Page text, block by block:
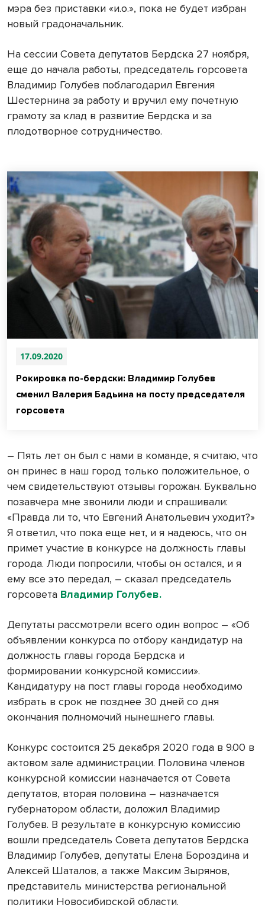
мэра без приставки «и.о.», пока не будет избран
новый градоначальник.
На сессии Совета депутатов Бердска 27 ноября,
еще до начала работы, председатель горсовета
Владимир Голубев поблагодарил Евгения
Шестернина за работу и вручил ему почетную
грамоту за клад в развитие Бердска и за
плодотворное сотрудничество.
17.09.2020
Рокировка по-бердски: Владимир Голубев
сменил Валерия Бадьина на посту председателя
горсовета
– Пять лет он был с нами в команде, я считаю, что
он принес в наш город только положительное, о
чем свидетельствуют отзывы горожан. Буквально
позавчера мне звонили люди и спрашивали:
«Правда ли то, что Евгений Анатольевич уходит?»
Я ответил, что пока еще нет, и я надеюсь, что он
примет участие в конкурсе на должность главы
города. Люди попросили, чтобы он остался, и я
ему все это передал, – сказал председатель
горсовета Владимир Голубев.
Депутаты рассмотрели всего один вопрос – «Об
объявлении конкурса по отбору кандидатур на
должность главы города Бердска и
формировании конкурсной комиссии».
Кандидатуру на пост главы города необходимо
избрать в срок не позднее 30 дней со дня
окончания полномочий нынешнего главы.
Конкурс состоится 25 декабря 2020 года в 9.00 в
актовом зале администрации. Половина членов
конкурсной комиссии назначается от Совета
депутатов, вторая половина – назначается
губернатором области, доложил Владимир
Голубев. В результате в конкурсную комиссию
вошли председатель Совета депутатов Бердска
Владимир Голубев, депутаты Елена Бороздина и
Алексей Шаталов, а также Максим Зырянов,
представитель министерства региональной
политики Новосибирской области.